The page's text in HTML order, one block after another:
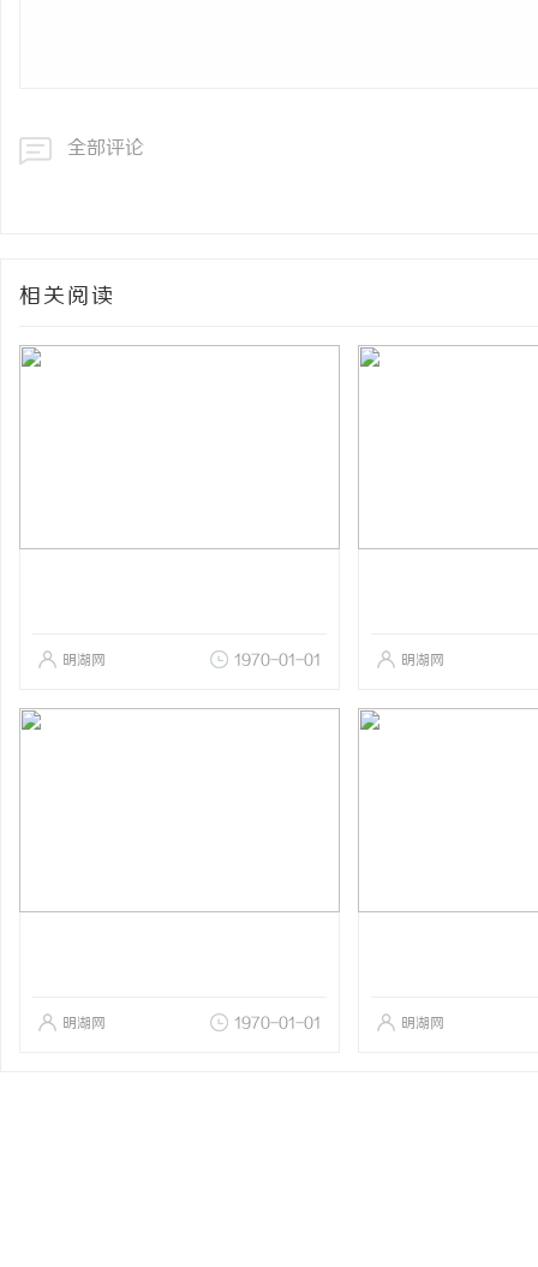
全部评论
相关阅读
明湖网 1970-01-01 明湖网
明湖网 1970-01-01 明湖网